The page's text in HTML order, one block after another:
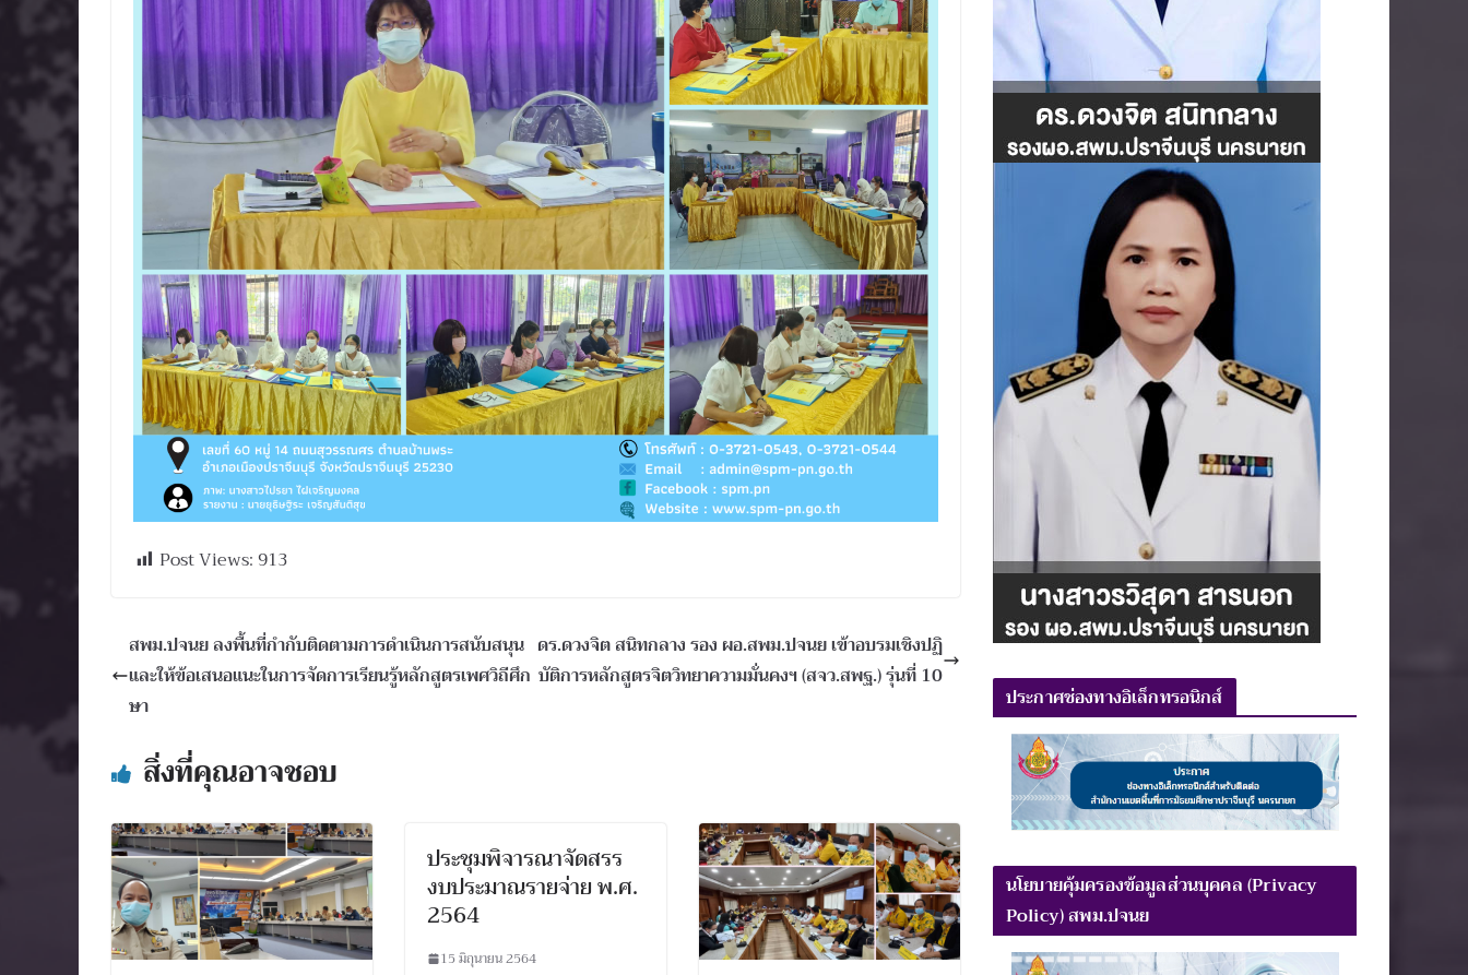
Post Views:913
สพม.ปจนย ลงพื้นที่กำกับติดตามการดำเนินการสนับสนุน
และให้ข้อเสนอแนะในการจัดการเรียนรู้หลักสูตรเพศวิถีศึก
ษา
ดร.ดวงจิต สนิทกลาง รอง ผอ.สพม.ปจนย เข้าอบรมเชิงปฏิ
บัติการหลักสูตรจิตวิทยาความมั่นคงฯ (สจว.สพฐ.) รุ่นที่ 10
สิ่งที่คุณอาจชอบ
ประชุมพิจารณาจัดสรร
งบประมาณรายจ่าย พ.ศ.
2564
15 มิถุนายน 2564
ประกาศช่องทางอิเล็กทรอนิกส์
นโยบายคุ้มครองข้อมูลส่วนบุคคล (Privacy
Policy) สพม.ปจนย